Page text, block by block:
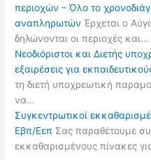
περιοχών – Όλο το
αναπληρωτών Έρχεται ο
δηλώνονται οι περιοχές και…
Νεοδιόριστοι και Διετής
εξαιρέσεις για
τη διετή υποχρεωτική
να…
Συγκεντρωτικοί
Εβπ/Εεπ Σας παραθέτουμε
εκκαθαρισμένους πίνακες